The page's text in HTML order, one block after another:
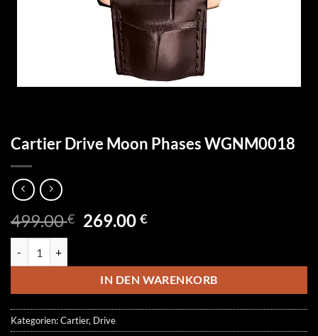
Cartier Drive Moon Phases WGNM0018
499.00€ Ursprünglicher
499.00 €
269.00€Aktueller
269.00 €.
IN DEN WARENKORB
Kategorien:Cartier, Drive